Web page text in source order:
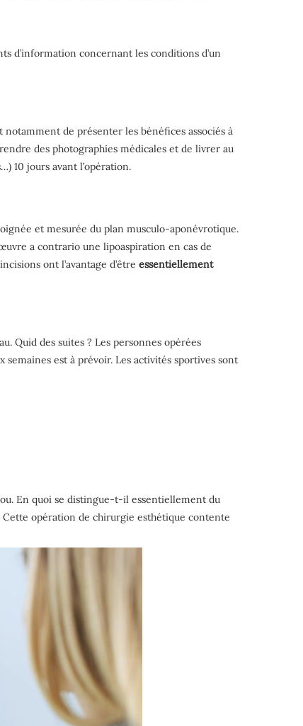
d’information concernant les conditions d’un
de présenter les bénéfices associés à
des photographies médicales et de livrer au
10 jours avant l’opération.
et mesurée du plan musculo-aponévrotique.
a contrario une lipoaspiration en cas de
ont l’avantage d’être essentiellement
Quid des suites ? Les personnes opérées
est à prévoir. Les activités sportives sont
En quoi se distingue-t-il essentiellement du
Cette opération de chirurgie esthétique contente